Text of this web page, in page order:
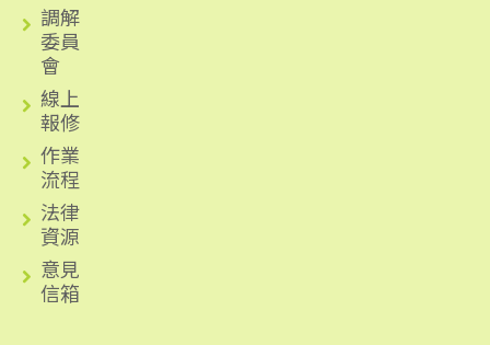
調解
委員
會
線上
報修
作業
流程
法律
資源
意見
信箱